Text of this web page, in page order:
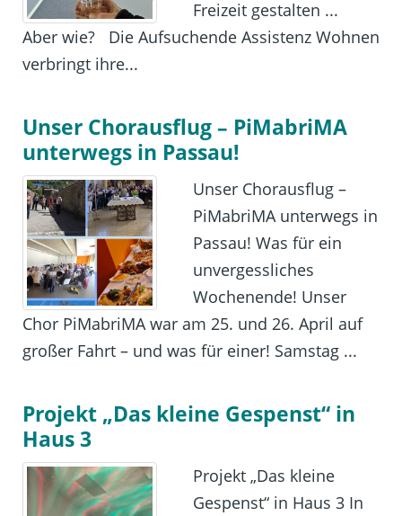
Freizeit gestalten ...
Aber wie? Die Aufsuchende Assistenz Wohnen
verbringt ihre...
Unser Chorausflug – PiMabriMA
unterwegs in Passau!
Unser Chorausflug –
PiMabriMA unterwegs in
Passau! Was für ein
unvergessliches
Wochenende! Unser
Chor PiMabriMA war am 25. und 26. April auf
großer Fahrt – und was für einer! Samstag ...
Projekt „Das kleine Gespenst“ in
Haus 3
Projekt „Das kleine
Gespenst“ in Haus 3 In